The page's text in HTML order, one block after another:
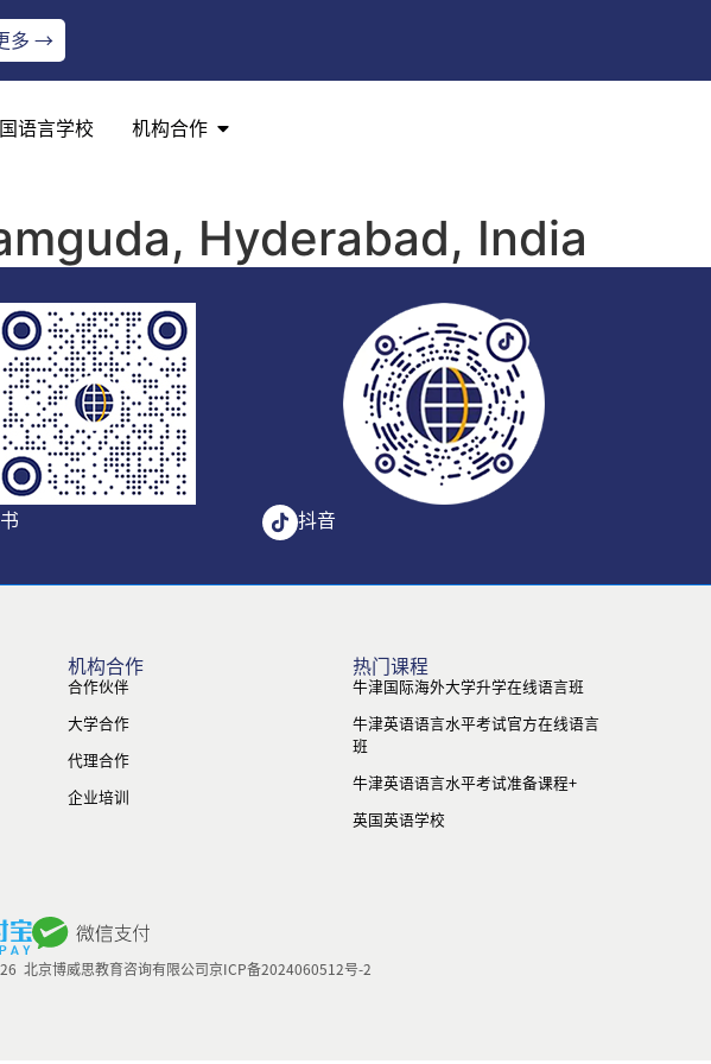
多 →
语言学校 机构合作
Hyderabad, India
抖音
机构合作
合作伙伴
大学合作
代理合作
企业培训
热门课程
牛津国际海外大学升学在线语言班
牛津英语语言水平考试官方在线语言
班
牛津英语语言水平考试准备课程+
英国英语学校
北京博威思教育咨询有限公司京ICP备2024060512号-2